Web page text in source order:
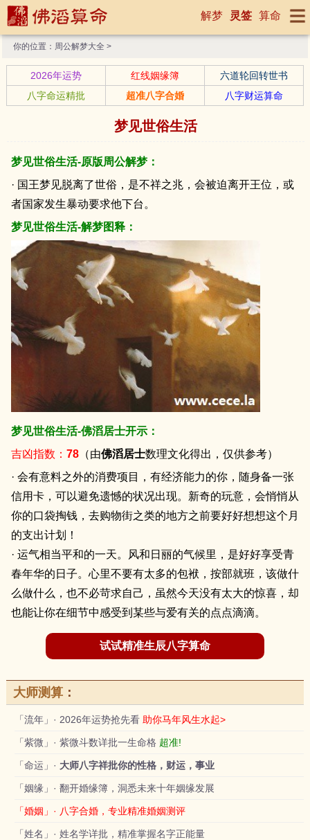
解梦 灵签 算命
你的位置： 周公解梦大全 >
2026年运势 红线姻缘簿
六道轮回转世书
八字命运精批
超准八字合婚 八字财运算命
梦见世俗生活
梦见世俗生活-原版周公解梦：
· 国王梦见脱离了世俗，是不祥之兆，会被迫离开王位，或
者国家发生暴动要求他下台。
梦见世俗生活-解梦图释：
梦见世俗生活-佛滔居士开示：
吉凶指数： 78 （由佛滔居士数理文化得出，仅供参考）
· 会有意料之外的消费项目，有经济能力的你，随身备一张
信用卡，可以避免遗憾的状况出现。新奇的玩意，会悄悄从
你的口袋掏钱，去购物街之类的地方之前要好好想想这个月
的支出计划！
· 运气相当平和的一天。风和日丽的气候里，是好好享受青
春年华的日子。心里不要有太多的包袱，按部就班，该做什
么做什么，也不必苛求自己，虽然今天没有太大的惊喜，却
也能让你在细节中感受到某些与爱有关的点点滴滴。
试试精准生辰八字算命
大师测算：
「流年」· 2026年运势抢先看 助你马年风生水起>
「紫微」· 紫微斗数详批一生命格 超准!
「命运」· 大师八字祥批你的性格，财运，事业
「姻缘」· 翻开婚缘簿，洞悉未来十年姻缘发展
「婚姻」· 八字合婚，专业精准婚姻测评
「姓名」· 姓名学详批，精准掌握名字正能量